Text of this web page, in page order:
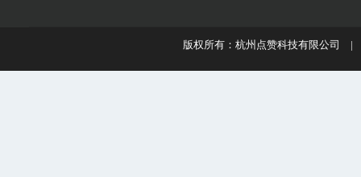
版权所有：杭州点赞科技有限公司